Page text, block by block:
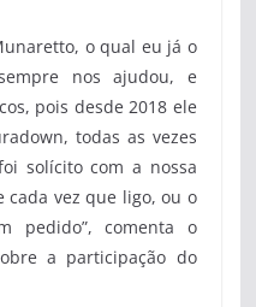
o qual eu já o
nos ajudou, e
pois desde 2018 ele
todas as vezes
solícito com a nossa
cada vez que ligo, ou o
pedido”, comenta o
a participação do